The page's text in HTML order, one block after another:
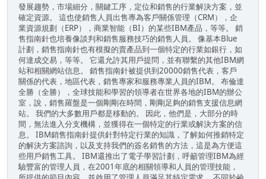
發展趨勢，市場細分，關鍵工序，定位和銷售的行業解決方案，並
確定資源。 這也使銷售人員出售專為客戶關係管理（CRM），企
業資源規劃（ERP），商業智能（BI）的某些IBM產品，等等。 銷
售指南針也培養像談判和銷售服務技巧的銷售人員。 像基本Blue
計劃，銷售指南針也有模擬的賣產品到一個特定的行業如銀行，如
何達成交易，等等。 它還允許其用戶提問，並有聯繫的其他IBM網
站和相關網站信息。 銷售指南針被提供到20000銷售代表，客戶
關係的代表，地區代表，銷售專家和服務專業人員的IBM。 布倫達
全勝（全勝），全球技能和學習的領導者在世界各地的IBM的辦公
室，說，銷售羅盤是一個剛剛在時間，剛剛足夠的銷售支援信息網
站。 我們的大多數用戶都是移動的。 因此，他們是，大部分的時
間，無法進入分支機構，並獲得在一個特定的行業或解決方案的信
息。 IBM銷售指南針提供針對特定行業的知識，了解如何推​​銷特定
的解決方案諮詢，以及支持我們的簽名銷售的方法，這是為方便這
些用戶銷售工具。 IBM還推出了電子學習計劃，呼籲管理IBM為經
驗豐富的管理人員，在2001年底的相關領導和人員的管理技能，